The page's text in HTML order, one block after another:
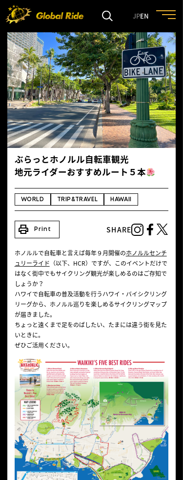
JPEN
HOME
FEATURE
EVENT
CULTURE
TRIP&TRAVEL
ENTRY
NEWS
ぶらっとホノルル自転車観光
地元ライダーおすすめルート５本
WORLD TRIP&TRAVEL HAWAII
print Print SHARE
ホノルルで自転車と言えば毎年９月開催のホノルルセンチ
ュリーライド （以下、HCR）ですが、このイベントだけで
はなく街中でもサイクリング観光が楽しめるのはご存知で
しょうか？
ハワイで自転車の普及活動を行うハワイ・バイシクリング
リーグから、ホノルル巡りを楽しめるサイクリングマップ
が届きました。
ちょっと遠くまで足をのばしたい、たまには違う街を見た
いときに。
ぜひご活用ください。